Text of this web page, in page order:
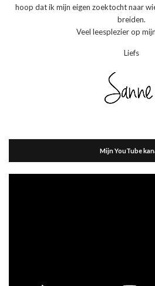
hoop dat ik mijn eigen zoektocht naar
breiden.
Veel leesplezier op
Liefs
Mijn YouTube